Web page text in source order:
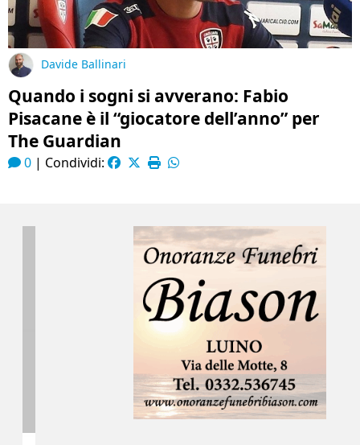
Davide Ballinari
Quando i sogni si avverano: Fabio
Pisacane è il “giocatore dell’anno” per
The Guardian
0 | Condividi: